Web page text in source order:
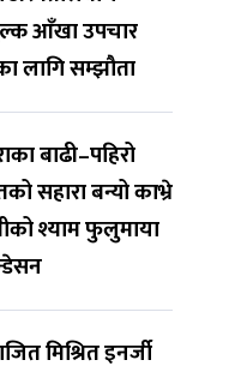
आँखा उपचार
लागि सम्झौता
बाढी–पहिरो
सहारा बन्यो काभ्रे
श्याम फुलुमाया
मिश्रित इनर्जी